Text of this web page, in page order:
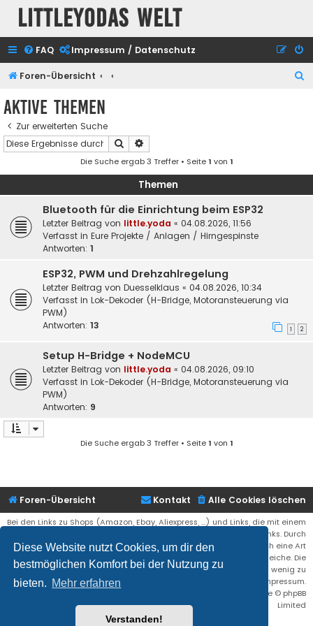
Diese Website nutzt Cookies, um dir den
bestmöglichen Komfort bei der Nutzung zu
bieten. Mehr erfahren
Verstanden!
Littleyodas Welt
FAQ Impressum / Datenschutz
Foren-Übersicht
Aktive Themen
Zur erweiterten Suche
Suche
Die Suche ergab 3 Treffer • Seite1 von 1
Themen
Bluetooth für die Einrichtung beim ESP32
Letzter Beitrag von little.yoda « 04.08.2026, 11:56
Verfasst in Eure Projekte / Anlagen / Hirngespinste
Antworten: 1
ESP32, PWM und Drehzahlregelung
Letzter Beitrag von Duesselklaus « 04.08.2026, 10:34
Verfasst in Lok-Dekoder (H-Bridge, Motoransteuerung via
PWM)
Antworten: 13 1 2
Setup H-Bridge + NodeMCU
Letzter Beitrag von little.yoda « 04.08.2026, 09:10
Verfasst in Lok-Dekoder (H-Bridge, Motoransteuerung via
PWM)
Antworten: 9
Die Suche ergab 3 Treffer • Seite1 von 1
Foren-Übersicht Alle Cookies löschen
Kontakt
Bei den Links zu Shops (Amazon, Ebay, Aliexpress, ...) und Links, die mit einem
Stern (*) markiert sind, kann es sich um sogenannte Affiliate Links. Durch
den Kauf eines Produktes über einen Affiliate Link erhälte ich eine Art
Umsatzbeteiligung gutgeschrieben. Für euch bleibt der Preis der gleiche. Die
Einnahmen helfen die Hostgebühren für diese Webseite ein wenig zu
reduzieren. Siehe auch das Impressum.
® Forum Software © phpBB
Limited